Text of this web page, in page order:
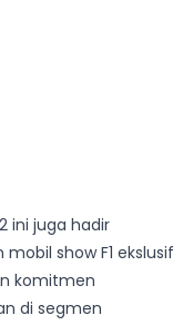
ini juga hadir
show F1 ekslusif
komitmen
di segmen